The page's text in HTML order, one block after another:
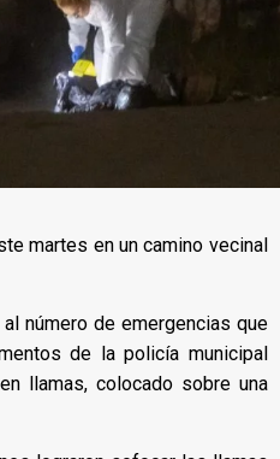
martes en un camino vecinal
número de emergencias que
de la policía municipal
llamas, colocado sobre una